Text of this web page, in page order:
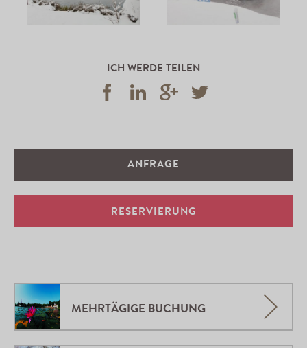
ICH WERDE TEILEN
ANFRAGE
RESERVIERUNG
MEHRTÄGIGE BUCHUNG